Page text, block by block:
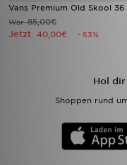
Vans Premium Old Skool 36
War85,00€
Jetzt 40,00€ - 53%
Hol
Shoppen rund